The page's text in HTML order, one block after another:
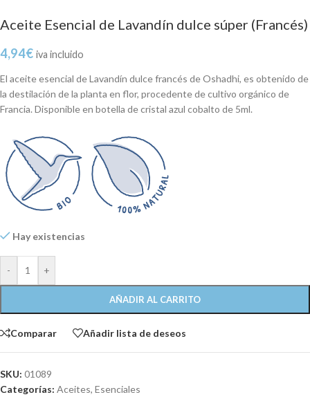
Aceite Esencial de Lavandín dulce súper (Francés)
4,94€ iva incluido
El aceite esencial de Lavandín dulce francés de Oshadhi, es obtenido de
la destilación de la planta en flor, procedente de cultivo orgánico de
Francia. Disponible en botella de cristal azul cobalto de 5ml.
Hay existencias
- +
AÑADIR AL CARRITO
Comparar Añadir lista de deseos
SKU: 01089
Categorías: Aceites, Esenciales